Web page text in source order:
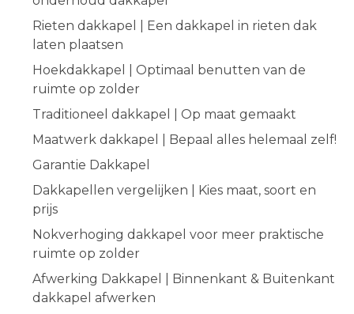
Rieten dakkapel | Een dakkapel in rieten dak
laten plaatsen
Hoekdakkapel | Optimaal benutten van de
ruimte op zolder
Traditioneel dakkapel | Op maat gemaakt
Maatwerk dakkapel | Bepaal alles helemaal zelf!
Garantie Dakkapel
Dakkapellen vergelijken | Kies maat, soort en
prijs
Nokverhoging dakkapel voor meer praktische
ruimte op zolder
Afwerking Dakkapel | Binnenkant & Buitenkant
dakkapel afwerken